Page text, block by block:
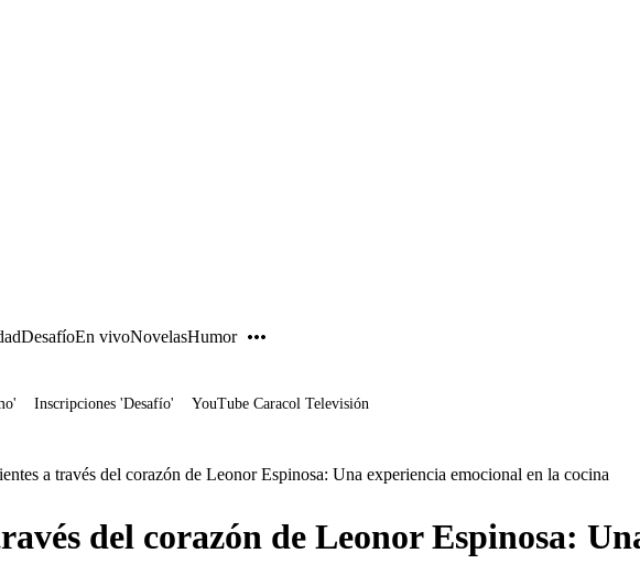
DesafíoEn vivoNovelasHumor
Inscripciones 'Desafío' YouTube Caracol Televisión
a través del corazón de Leonor Espinosa: Una experiencia emocional en la cocina
del corazón de Leonor Espinosa: